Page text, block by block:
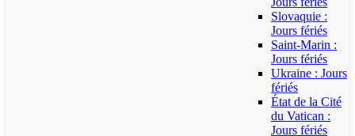
Slovaquie :
Jours fériés
Saint-Marin :
Jours fériés
Ukraine : Jours
fériés
État de la Cité
du Vatican :
Jours fériés